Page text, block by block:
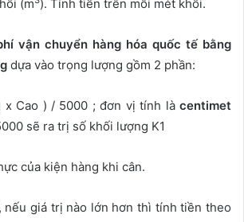
(m ). Tính tiền trên mỗi mét khối.
vận chuyển hàng hóa quốc tế bằng
dựa vào trọng lượng gồm 2 phần:
x Cao ) / 5000 ; đơn vị tính là centimet
sẽ ra trị số khối lượng K1
của kiện hàng khi cân.
nếu giá trị nào lớn hơn thì tính tiền theo